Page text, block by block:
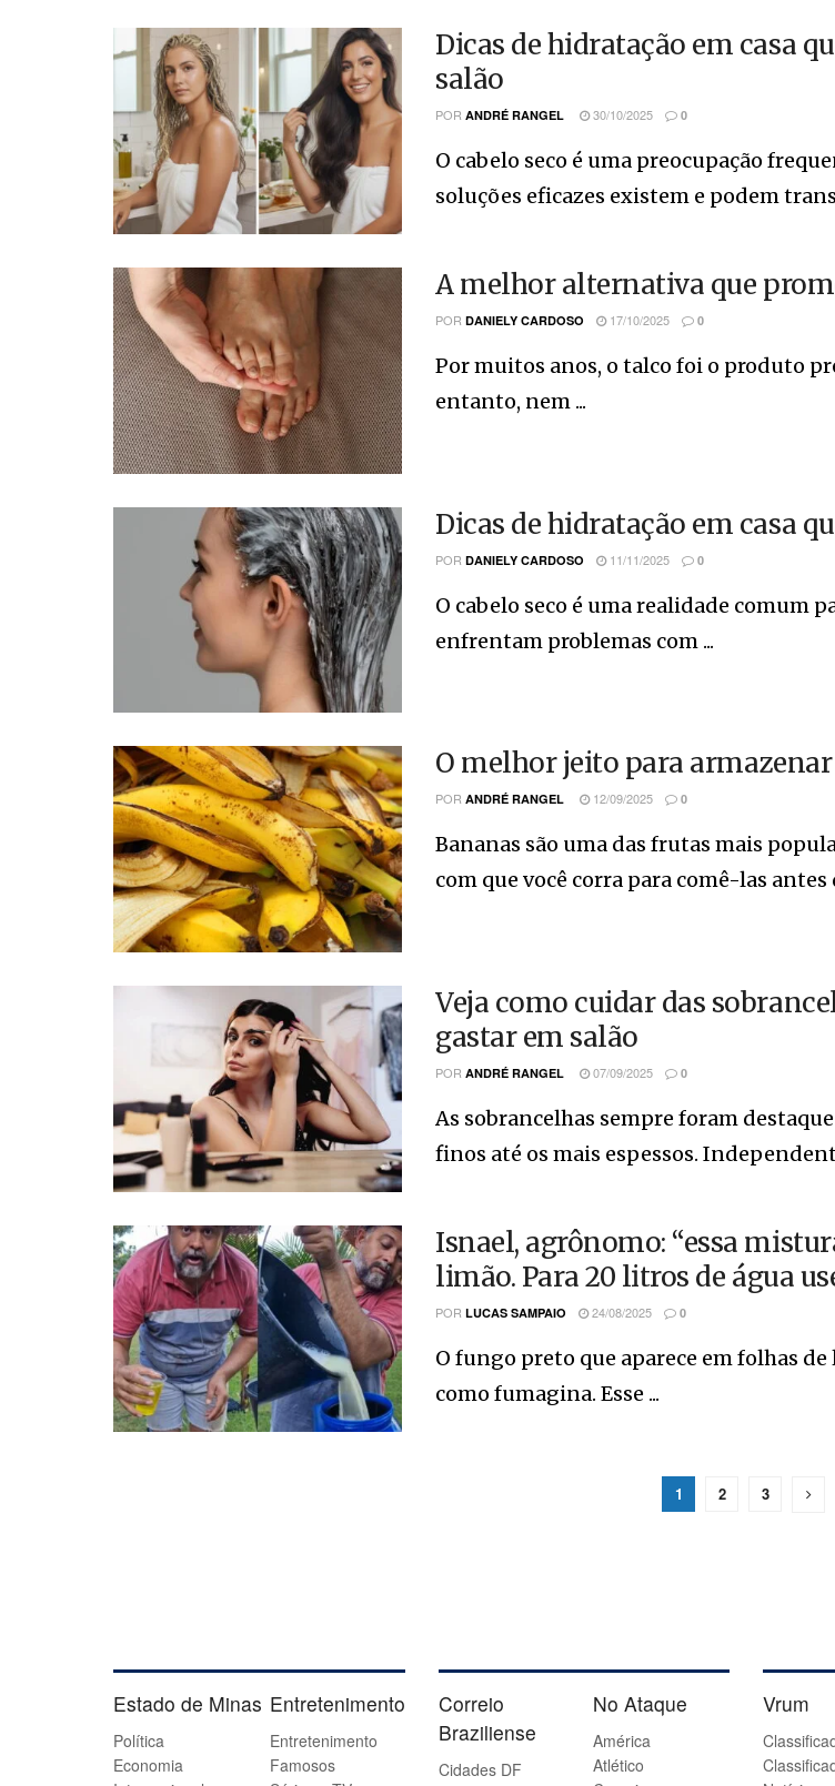
Dicas de hidratação em casa
salão
POR ANDRÉ RANGEL 30/10/2025 0
O cabelo seco é uma preocupação
soluções eficazes existem e podem
A melhor alternativa que
POR DANIELY CARDOSO 17/10/2025 0
Por muitos anos, o talco foi o produto
entanto, nem ...
Dicas de hidratação em casa
POR DANIELY CARDOSO 11/11/2025 0
O cabelo seco é uma realidade comum
enfrentam problemas com ...
O melhor jeito para
POR ANDRÉ RANGEL 12/09/2025 0
Bananas são uma das frutas mais
com que você corra para comê-las antes
Veja como cuidar das
gastar em salão
POR ANDRÉ RANGEL 07/09/2025 0
As sobrancelhas sempre foram
finos até os mais espessos.
Isnael, agrônomo: “essa
limão. Para 20 litros de água
POR LUCAS SAMPAIO 24/08/2025 0
O fungo preto que aparece em folhas
como fumagina. Esse ...
1 2 3
Estado de Minas
Política
Economia
Entretenimento
Entretenimento
Famosos
Correio
Braziliense
Cidades DF
No Ataque
América
Atlético
Vrum